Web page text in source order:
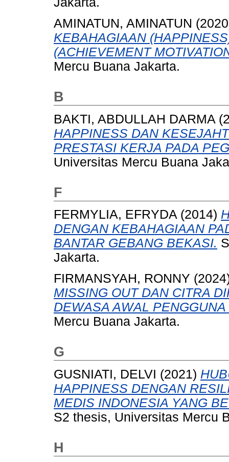
AMINATUN, AMINATUN
KEBAHAGIAAN
(ACHIEVEMENT
Mercu Buana Jakarta.
B
BAKTI, ABDULLAH DARMA
HAPPINESS DAN
PRESTASI KERJA PADA
Universitas Mercu Buana
F
FERMYLIA, EFRYDA (2014)
DENGAN KEBAHAGIAAN
BANTAR GEBANG BEKASI.
Jakarta.
FIRMANSYAH, RONNY
MISSING OUT DAN CITRA
DEWASA AWAL
Mercu Buana Jakarta.
G
GUSNIATI, DELVI (2021)
HAPPINESS DENGAN
MEDIS INDONESIA YANG
S2 thesis, Universitas Mercu
H